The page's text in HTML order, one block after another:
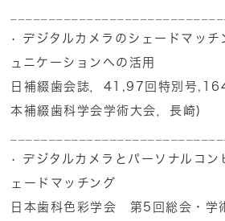
• デジタルカメラのシェードマッチ
ュニケーションへの活用
日補綴歯会誌，41,97回特別号
本補綴歯科学会学術大会，長崎)
• デジタルカメラとパーソナルコン
ェードマッチング
日本歯科色彩学会 第5回総会・学